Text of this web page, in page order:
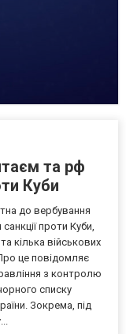
та рф
Куби
до вербування
проти Куби,
кілька військових
це повідомляє
з контролю
списку
Зокрема, під